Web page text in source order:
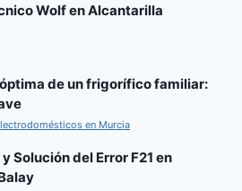
Wolf en Alcantarilla
de un frigorífico familiar:
en Murcia
Solución del Error F21 en